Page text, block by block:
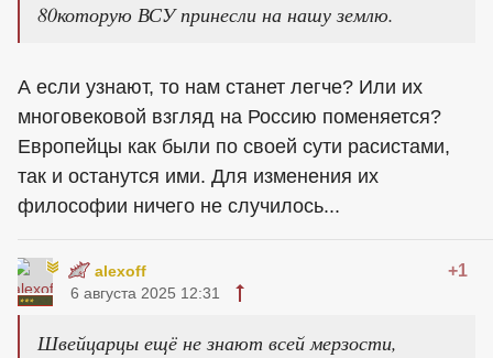
80которую ВСУ принесли на нашу землю.
А если узнают, то нам станет легче? Или их
многовековой взгляд на Россию поменяется?
Европейцы как были по своей сути расистами,
так и останутся ими. Для изменения их
философии ничего не случилось...
alexoff +1
6 августа 2025 12:31
Швейцарцы ещё не знают всей мерзости,